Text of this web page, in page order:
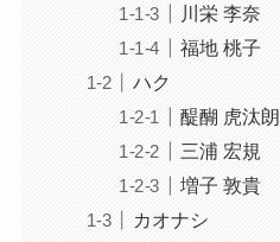
川栄 李奈
福地 桃子
ハク
醍醐 虎汰朗
三浦 宏規
増子 敦貴
カオナシ